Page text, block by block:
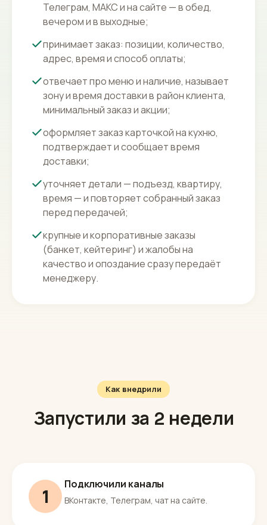
Телеграм, МАКС и на сайте — в обед,
вечером и в выходные;
принимает заказ: позиции, количество,
адрес, время и способ оплаты;
отвечает про меню и наличие, называет
зону и время доставки в район клиента,
минимальный заказ и акции;
оформляет заказ карточкой на кухню,
подтверждает и сообщает время
доставки;
уточняет детали — подъезд, квартиру,
время — и повторяет собранный заказ
перед передачей;
крупные и корпоративные заказы
(банкет, кейтеринг) и жалобы на
качество и опоздание сразу передаёт
менеджеру.
Как внедрили
Запустили за 2 недели
1
Подключили каналы
ВКонтакте, Телеграм, чат на сайте.